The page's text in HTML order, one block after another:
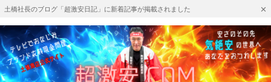
土橋社長のブログ「超激安日記」に新着記事が掲載されました